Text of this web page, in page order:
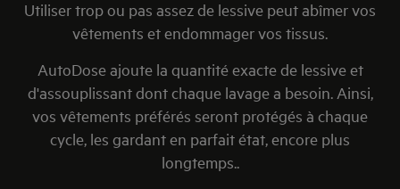
Utiliser trop ou pas assez de lessive peut abîmer vos
vêtements et endommager vos tissus.
AutoDose ajoute la quantité exacte de lessive et
d'assouplissant dont chaque lavage a besoin. Ainsi,
vos vêtements préférés seront protégés à chaque
cycle, les gardant en parfait état, encore plus
longtemps..